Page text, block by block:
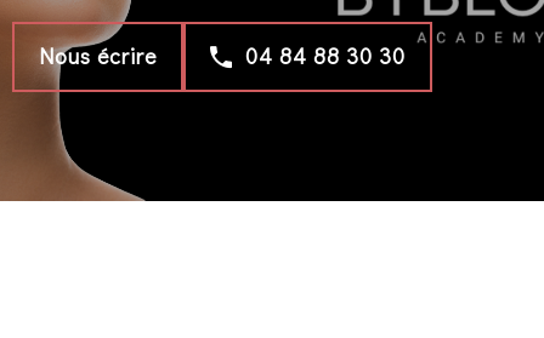
Nous écrire 04 84 88 30 30